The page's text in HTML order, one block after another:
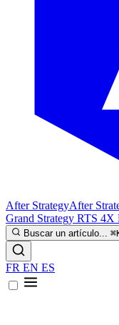
After StrategyAfter
Grand Strategy RTS 4X
Buscar un artículo...
FR EN ES